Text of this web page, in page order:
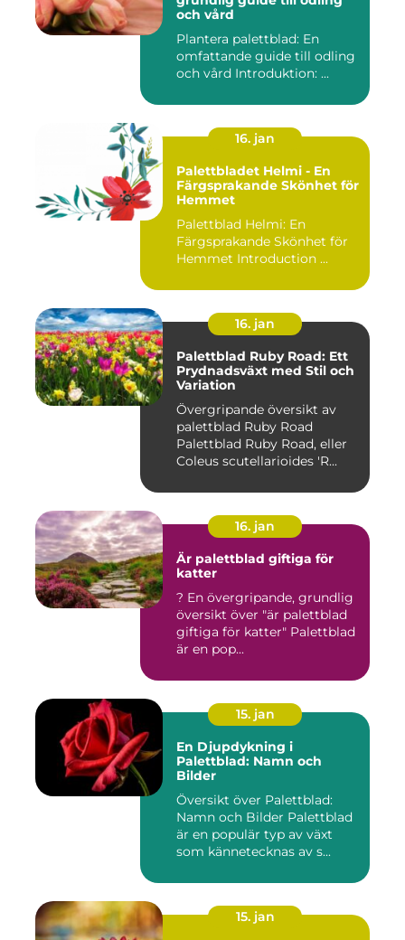
och vård
Plantera palettblad: En
omfattande guide till odling
och vård Introduktion: ...
16. jan
Palettbladet Helmi - En
Färgsprakande Skönhet för
Hemmet
Palettblad Helmi: En
Färgsprakande Skönhet för
Hemmet Introduction ...
16. jan
Palettblad Ruby Road: Ett
Prydnadsväxt med Stil och
Variation
Övergripande översikt av
palettblad Ruby Road
Palettblad Ruby Road, eller
Coleus scutellarioides 'R...
16. jan
Är palettblad giftiga för
katter
? En övergripande, grundlig
översikt över "är palettblad
giftiga för katter" Palettblad
är en pop...
15. jan
En Djupdykning i
Palettblad: Namn och
Bilder
Översikt över Palettblad:
Namn och Bilder Palettblad
är en populär typ av växt
som kännetecknas av s...
15. jan